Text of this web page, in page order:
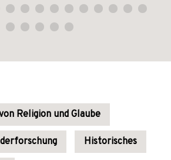
Religion und Glaube
Historisches